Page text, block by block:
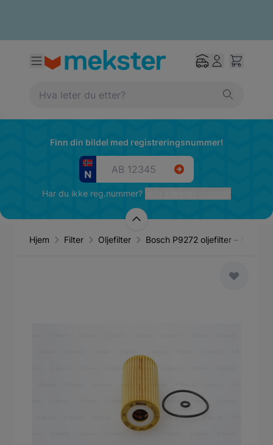
Finn din bildel med registreringsnummer!
Har du ikke reg.nummer?
Hjem Filter Oljefilter Bosch P9272 oljefilter –